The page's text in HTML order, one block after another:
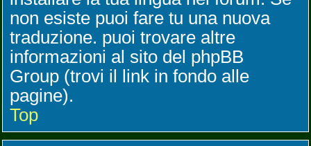
non esiste puoi fare tu una nuova
traduzione. puoi trovare altre
informazioni al sito del phpBB
Group (trovi il link in fondo alle
pagine).
Top